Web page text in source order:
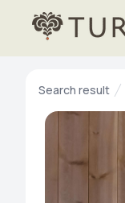
Search result